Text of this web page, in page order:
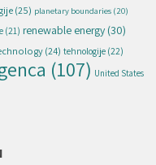
(25) planetary boundaries (20)
(21) renewable energy (30)
(24) tehnologije (22)
(107) United States